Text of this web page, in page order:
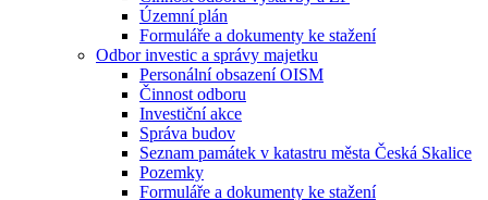
Územní plán
Formuláře a dokumenty ke stažení
Odbor investic a správy majetku
Personální obsazení OISM
Činnost odboru
Investiční akce
Správa budov
Seznam památek v katastru města Česká Skalice
Pozemky
Formuláře a dokumenty ke stažení